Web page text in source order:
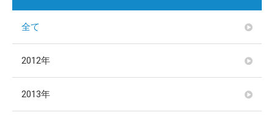
全て
2012年
2013年